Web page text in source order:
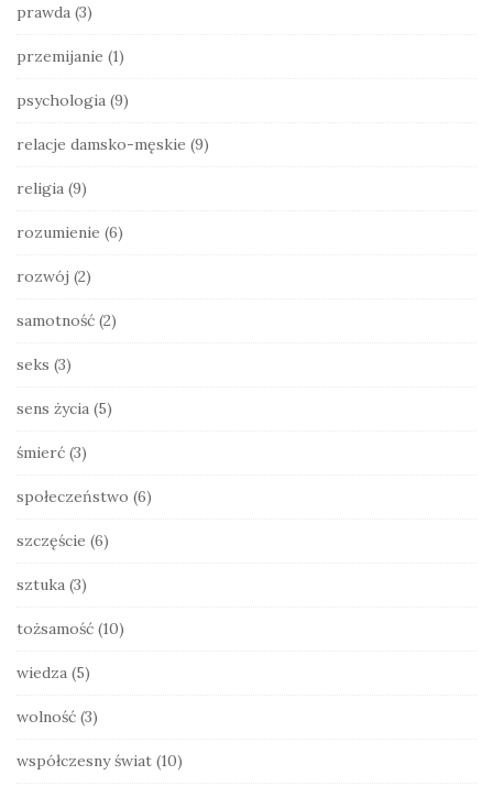
prawda (3)
przemijanie (1)
psychologia (9)
relacje damsko-męskie (9)
religia (9)
rozumienie (6)
rozwój (2)
samotność (2)
seks (3)
sens życia (5)
śmierć (3)
społeczeństwo (6)
szczęście (6)
sztuka (3)
tożsamość (10)
wiedza (5)
wolność (3)
współczesny świat (10)